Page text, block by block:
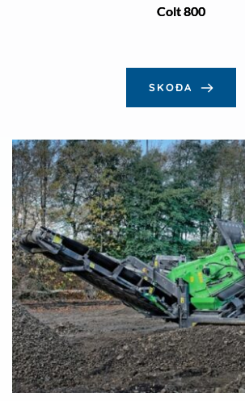
Colt 800
SKOÐA